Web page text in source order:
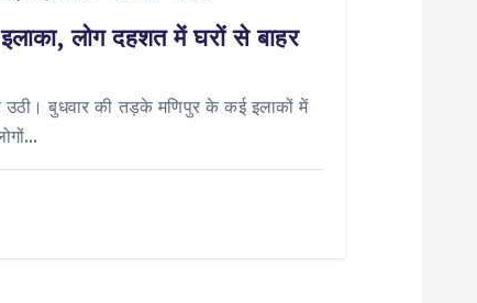
लोग दहशत में घरों से बाहर
बुधवार की तड़के मणिपुर के कई इलाकों में